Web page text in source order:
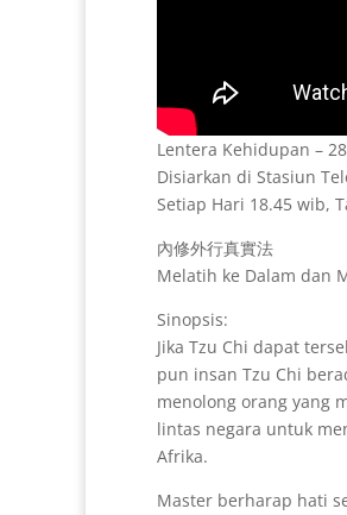
Lentera Kehidupan –
Disiarkan di Stasiun
Setiap Hari 18.45 wib,
內修外行真實法
Melatih ke Dalam dan
Sinopsis:
Jika Tzu Chi dapat
pun insan Tzu Chi
menolong orang yang
lintas negara untuk
Afrika.
Master berharap hati